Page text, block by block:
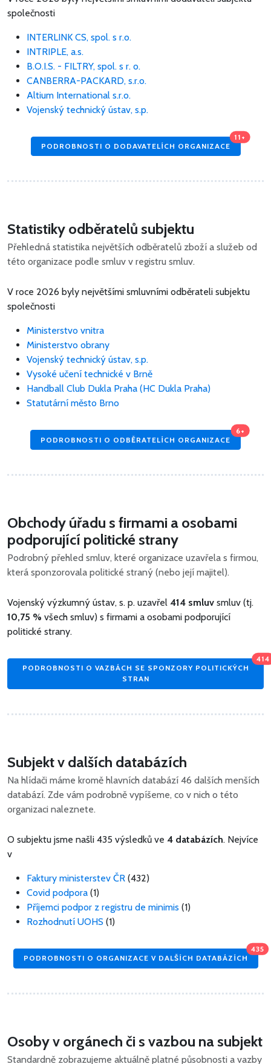
společnosti
INTERLINK CS, spol. s r.o.
INTRIPLE, a.s.
B.O.I.S. - FILTRY, spol. s r. o.
CANBERRA-PACKARD, s.r.o.
Altium International s.r.o.
Vojenský technický ústav, s.p.
PODROBNOSTI O DODAVATELÍCH ORGANIZACE
11+
Statistiky odběratelů subjektu
Přehledná statistika největších odběratelů zboží a služeb od
této organizace podle smluv v registru smluv.
V roce 2026 byly největšími smluvními odběrateli subjektu
společnosti
Ministerstvo vnitra
Ministerstvo obrany
Vojenský technický ústav, s.p.
Vysoké učení technické v Brně
Handball Club Dukla Praha (HC Dukla Praha)
Statutární město Brno
PODROBNOSTI O ODBĚRATELÍCH ORGANIZACE
6+
Obchody úřadu s firmami a osobami
podporující politické strany
Podrobný přehled smluv, které organizace uzavřela s firmou,
která sponzorovala politické straný (nebo její majitel).
Vojenský výzkumný ústav, s. p. uzavřel 414 smluv smluv (tj.
10,75 % všech smluv) s firmami a osobami podporující
politické strany.
PODROBNOSTI O VAZBÁCH SE SPONZORY POLITICKÝCH
STRAN
414
Subjekt v dalších databázích
Na hlídači máme kromě hlavních databází 46 dalších menších
databází. Zde vám podrobně vypíšeme, co v nich o této
organizaci naleznete.
O subjektu jsme našli 435 výsledků ve 4 databázích. Nejvíce
v
Faktury ministerstev ČR (432)
Covid podpora (1)
Příjemci podpor z registru de minimis (1)
Rozhodnutí UOHS (1)
PODROBNOSTI O ORGANIZACE V DALŠÍCH DATABÁZÍCH
435
Osoby v orgánech či s vazbou na subjekt
Standardně zobrazujeme aktuálně platné působnosti a vazby